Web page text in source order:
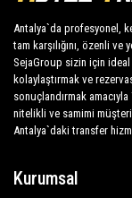
Şirketimiz,
alanda uzun
Antalya
Tüm
Vanilla Hotel
Unique Fethiye
Hotel Mendos
Alesta Yacht
Antalya`da profesyonel,
tam karşılığını, özenli
SejaGroup sizin için
kolaylaştırmak ve
sonuçlandırmak
nitelikli ve samimi
Antalya`daki transfer
Kurumsal